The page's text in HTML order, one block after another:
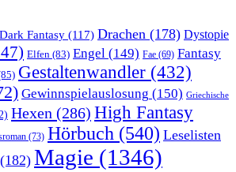
Dark Fantasy (117) Drachen (178) Dystopie
Elfen (83) Engel (149) Fae (69) Fantasy
Gestaltenwandler (432)
Gewinnspielauslosung (150) Griechische
Hexen (286) High Fantasy
(73) Hörbuch (540) Leselisten
(182) Magie (1346)